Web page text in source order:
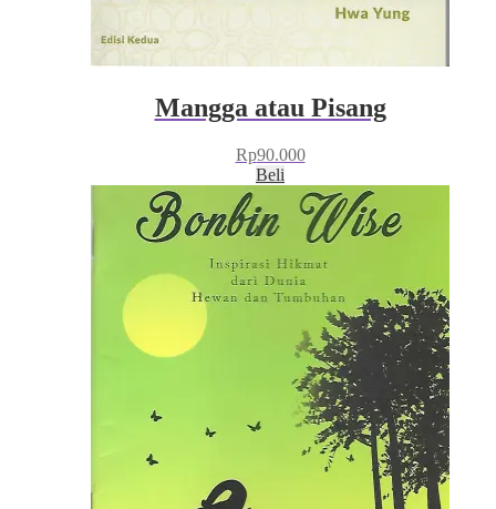
Mangga atau Pisang
Rp90.000
Beli